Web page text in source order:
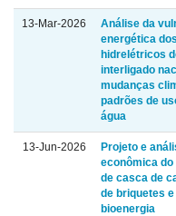
13-Mar-2026
Análise da
energética
hidrelétricos
interligado
mudanças
padrões de
água
13-Jun-2026
Projeto e
econômica
de casca de
de briquetes
bioenergia